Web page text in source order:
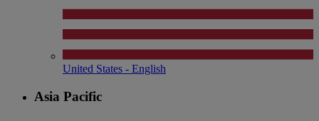
United States - English
Asia Pacific